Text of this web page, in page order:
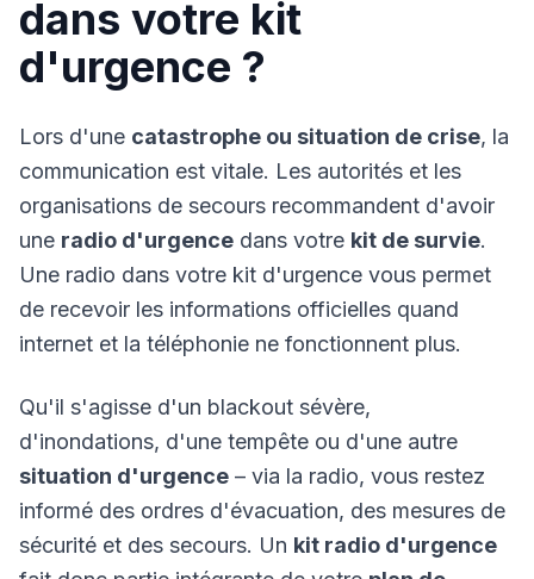
dans votre kit
d'urgence ?
Lors d'une catastrophe ou situation de crise, la
communication est vitale. Les autorités et les
organisations de secours recommandent d'avoir
une radio d'urgence dans votre kit de survie.
Une radio dans votre kit d'urgence vous permet
de recevoir les informations officielles quand
internet et la téléphonie ne fonctionnent plus.
Qu'il s'agisse d'un blackout sévère,
d'inondations, d'une tempête ou d'une autre
situation d'urgence – via la radio, vous restez
informé des ordres d'évacuation, des mesures de
sécurité et des secours. Un kit radio d'urgence